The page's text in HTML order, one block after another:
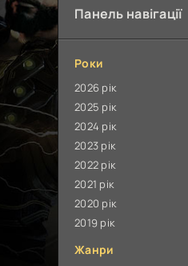
Панель навігації
Роки
2026 рік
2025 рік
2024 рік
2023 рік
2022 рік
2021 рік
2020 рік
2019 рік
Жанри